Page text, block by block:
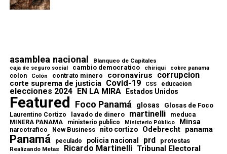
asamblea nacional Blanqueo de Capitales
caja de seguro social cambio democratico chiriqui cobre panama
colon Colón contrato minero coronavirus corrupcion
corte suprema de justicia Covid-19 CSS educacion
elecciones 2024 EN LA MIRA Estados Unidos
Featured Foco Panamá glosas Glosas de Foco
Laurentino Cortizo lavado de dinero martinelli meduca
MINERA PANAMA ministerio publico Ministerio Público Minsa
narcotrafico New Business nito cortizo Odebrecht panama
Panamá peculado policia nacional prd protestas
Realizando Metas Ricardo Martinelli Tribunal Electoral